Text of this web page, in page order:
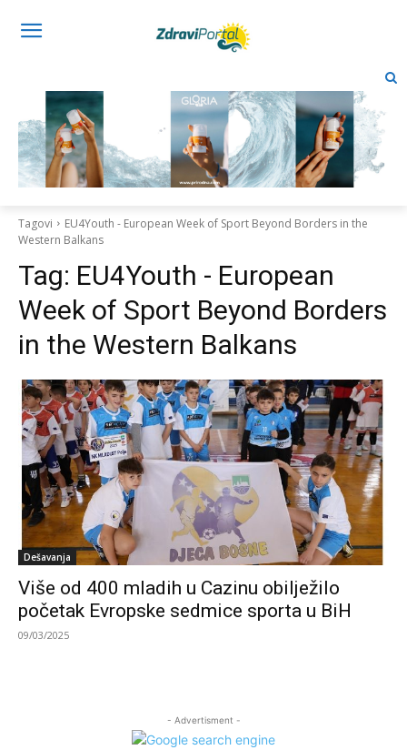
Tagovi
EU4Youth - European Week of Sport Beyond Borders in the
Western Balkans
Tag: EU4Youth - European
Week of Sport Beyond Borders
in the Western Balkans
Dešavanja
Više od 400 mladih u Cazinu obilježilo
početak Evropske sedmice sporta u BiH
09/03/2025
- Advertisment -